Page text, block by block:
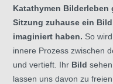
Katathymen
Sitzung zuhause ein
imaginiert haben. So
innere Prozess zwischen
und vertieft. Ihr Bild
lassen uns davon zu